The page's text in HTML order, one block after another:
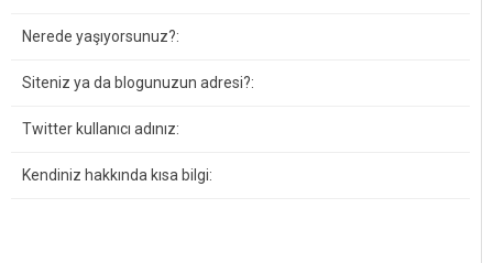
Nerede yaşıyorsunuz?:
Siteniz ya da blogunuzun adresi?:
Twitter kullanıcı adınız:
Kendiniz hakkında kısa bilgi: